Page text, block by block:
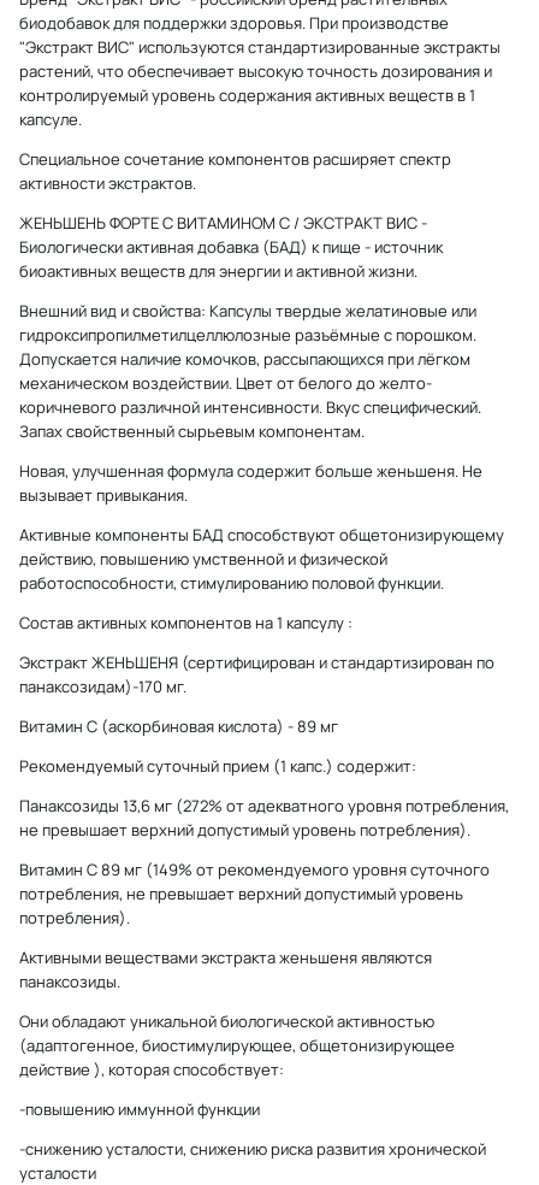
биодобавок для поддержки здоровья. При производстве
"Экстракт ВИС" используются стандартизированные экстракты
растений, что обеспечивает высокую точность дозирования и
контролируемый уровень содержания активных веществ в 1
капсуле.
Специальное сочетание компонентов расширяет спектр
активности экстрактов.
ЖЕНЬШЕНЬ ФОРТЕ С ВИТАМИНОМ С / ЭКСТРАКТ ВИС -
Биологически активная добавка (БАД) к пище - источник
биоактивных веществ для энергии и активной жизни.
Внешний вид и свойства: Капсулы твердые желатиновые или
гидроксипропилметилцеллюлозные разъёмные с порошком.
Допускается наличие комочков, рассыпающихся при лёгком
механическом воздействии. Цвет от белого до желто-
коричневого различной интенсивности. Вкус специфический.
Запах свойственный сырьевым компонентам.
Новая, улучшенная формула содержит больше женьшеня. Не
вызывает привыкания.
Активные компоненты БАД способствуют общетонизирующему
действию, повышению умственной и физической
работоспособности, стимулированию половой функции.
Состав активных компонентов на 1 капсулу :
Экстракт ЖЕНЬШЕНЯ (сертифицирован и стандартизирован по
панаксозидам)-170 мг.
Витамин С (аскорбиновая кислота) - 89 мг
Рекомендуемый суточный прием (1 капс.) содержит:
Панаксозиды 13,6 мг (272% от адекватного уровня потребления,
не превышает верхний допустимый уровень потребления).
Витамин С 89 мг (149% от рекомендуемого уровня суточного
потребления, не превышает верхний допустимый уровень
потребления).
Активными веществами экстракта женьшеня являются
панаксозиды.
Они обладают уникальной биологической активностью
(адаптогенное, биостимулирующее, общетонизирующее
действие ), которая способствует:
-повышению иммунной функции
-снижению усталости, снижению риска развития хронической
усталости